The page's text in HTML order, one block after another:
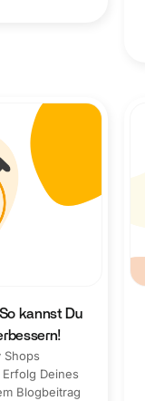
kannst Du
Shops
Deines
Blogbeitrag